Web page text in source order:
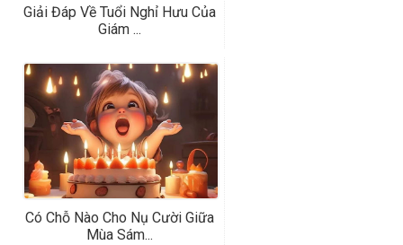
Giải Đáp Về Tuổi Nghỉ Hưu Của
Giám ...
Có Chỗ Nào Cho Nụ Cười Giữa
Mùa Sám...